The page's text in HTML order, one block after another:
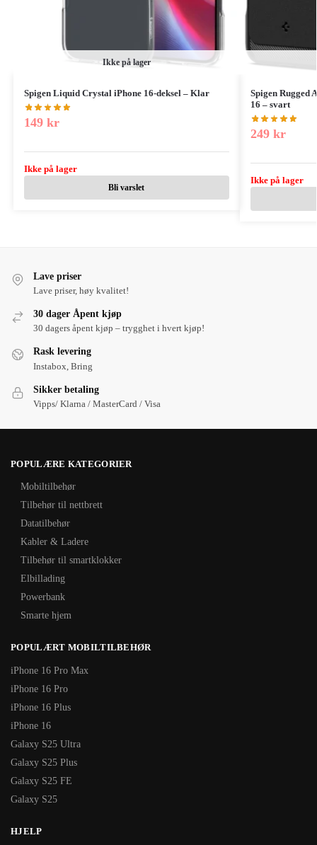
Ikke på lager
Spigen Liquid Crystal iPhone 16-deksel – Klar
149 kr
Ikke på lager
Bli varslet
Spigen Rugged
16 – svart
249 kr
Ikke på lager
Lave priser
Lave priser, høy kvalitet!
30 dager Åpent kjøp
30 dagers åpent kjøp – trygghet i hvert kjøp!
Rask levering
Instabox, Bring
Sikker betaling
Vipps/ Klarna / MasterCard / Visa
POPULÆRE KATEGORIER
Mobiltilbehør
Tilbehør til nettbrett
Datatilbehør
Kabler & Ladere
Tilbehør til smartklokker
Elbillading
Powerbank
Smarte hjem
POPULÆRT MOBILTILBEHØR
iPhone 16 Pro Max
iPhone 16 Pro
iPhone 16 Plus
iPhone 16
Galaxy S25 Ultra
Galaxy S25 Plus
Galaxy S25 FE
Galaxy S25
HJELP